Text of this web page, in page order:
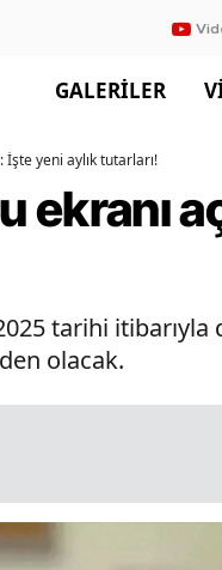
GALERİLER
İşte yeni aylık tutarları!
ekranı
tarihi
olacak.